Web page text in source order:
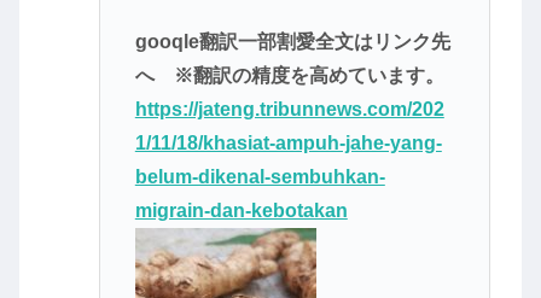
gooqle翻訳一部割愛全文はリンク先
へ ※翻訳の精度を高めています。
https://jateng.tribunnews.com/202
1/11/18/khasiat-ampuh-jahe-yang-
belum-dikenal-sembuhkan-
migrain-dan-kebotakan